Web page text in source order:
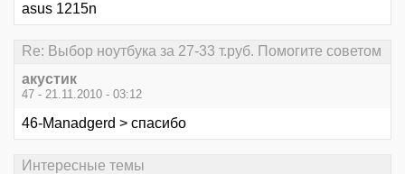
asus 1215n
Re: Выбор ноутбука за 27-33 т.руб. Помогите советом
акустик
47 - 21.11.2010 - 03:12
46-Manadgerd > спасибо
Интересные темы